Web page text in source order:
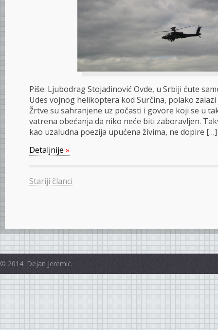
Piše: Ljubodrag Stojadinović Ovde, u Srbiji ćute
Udes vojnog helikoptera kod Surčina, polako
Žrtve su sahranjene uz počasti i govore koji se u
vatrena obećanja da niko neće biti zaboravljen.
kao uzaludna poezija upućena živima, ne dopire […]
Detaljnije »
Stariji članci
© 2014. Dejan Jeremić.